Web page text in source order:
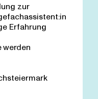
zur
Erfahrung
werden